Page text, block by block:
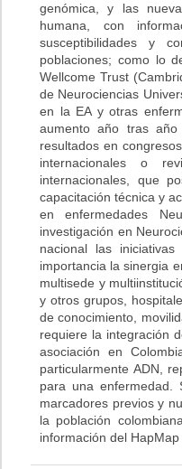
genómica, y las
humana, con
susceptibilidades y
poblaciones; como lo
Wellcome Trust
de Neurociencias
en la EA y otras
aumento año tras año
resultados en
internacionales o
internacionales, que
capacitación técnica y
en enfermedades
investigación en
nacional las
importancia la sinergia
multisede y
y otros grupos,
de conocimiento,
requiere la integración
asociación en
particularmente ADN,
para una enfermedad.
marcadores previos y
la población
información del